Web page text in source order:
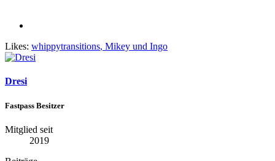
Likes: whippytransitions, Mikey und Ingo
Dresi
Fastpass Besitzer
Mitglied seit
2019